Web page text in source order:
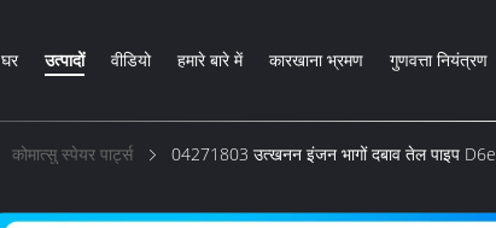
घर उत्पादों वीडियो हमारे बारे में कारखाना भ्रमण गुणवत्ता नियंत्रण
कोमात्सु स्पेयर पार्ट्स 04271803 उत्खनन इंजन भागों दबाव तेल पाइप D6e